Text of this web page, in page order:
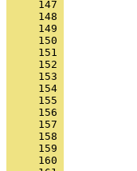
     147
     148
     149
     150
     151
     152
     153
     154
     155
     156
     157
     158
     159
     160